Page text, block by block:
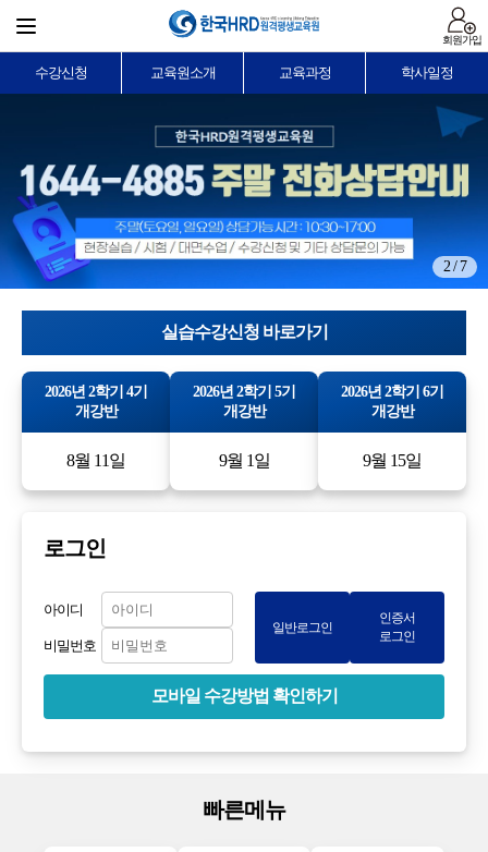
회원가입
수강신청 교육원소개 교육과정 학사일정
2 / 7
실습수강신청 바로가기
2026년 2학기 4기
개강반
8월 11일
2026년 2학기 5기
개강반
9월 1일
2026년 2학기 6기
개강반
9월 15일
로그인
아이디
비밀번호
일반로그인
인증서
로그인
모바일 수강방법 확인하기
빠른메뉴